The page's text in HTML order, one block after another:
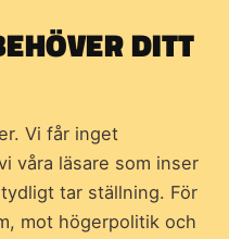
DITT
Vi får inget
våra läsare som inser
tydligt tar ställning. För
mot högerpolitik och